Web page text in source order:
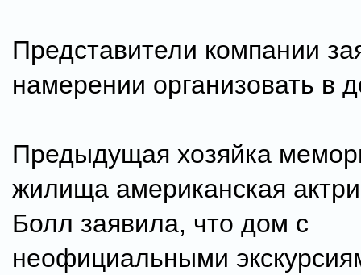
Представители компании
намерении организовать в
Предыдущая хозяйка
жилища американская
Болл заявила, что дом с
неофициальными